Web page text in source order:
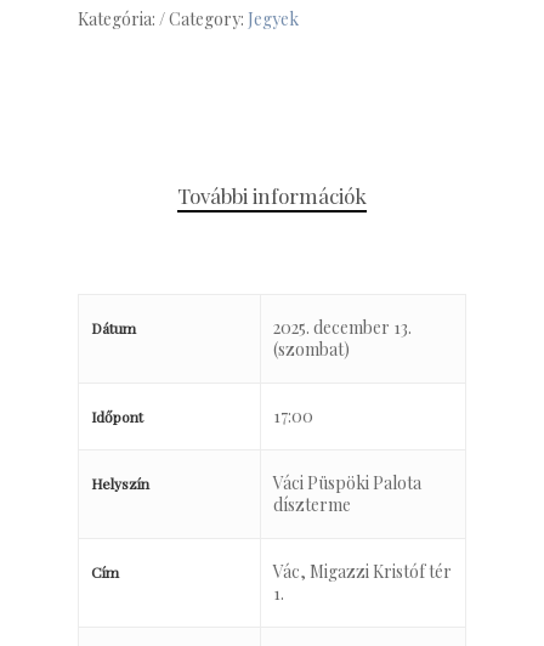
Kategória: / Category: Jegyek
További információk
Dátum
2025. december 13.
(szombat)
Időpont 17:00
Helyszín
Váci Püspöki Palota
díszterme
Cím
Vác, Migazzi Kristóf tér
1.